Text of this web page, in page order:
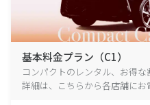
基本料金プラン（C1）
コンパクトのレンタル、お得
詳細は、こちらから各店舗にお